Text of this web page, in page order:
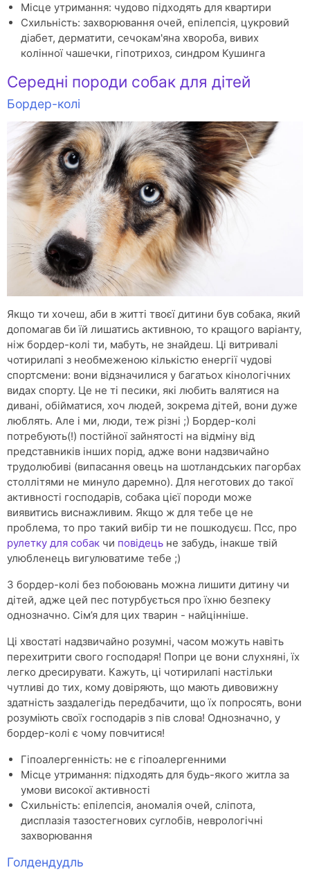
Місце утримання: чудово підходять для квартири
Схильність: захворювання очей, епілепсія, цукровий
діабет, дерматити, сечокам'яна хвороба, вивих
колінної чашечки, гіпотрихоз, синдром Кушинга
Середні породи собак для дітей
Бордер-колі
Якщо ти хочеш, аби в житті твоєї дитини був собака, який
допомагав би їй лишатись активною, то кращого варіанту,
ніж бордер-колі ти, мабуть, не знайдеш. Ці витривалі
чотирилапі з необмеженою кількістю енергії чудові
спортсмени: вони відзначилися у багатьох кінологічних
видах спорту. Це не ті песики, які любить валятися на
дивані, обійматися, хоч людей, зокрема дітей, вони дуже
люблять. Але і ми, люди, теж різні ;) Бордер-колі
потребують(!) постійної зайнятості на відміну від
представників інших порід, адже вони надзвичайно
трудолюбиві (випасання овець на шотландських пагорбах
столлітями не минуло даремно). Для неготових до такої
активності господарів, собака цієї породи може
виявитись виснажливим. Якщо ж для тебе це не
проблема, то про такий вибір ти не пошкодуєш. Псс, про
рулетку для собак чи повідець не забудь, інакше твій
улюбленець вигулюватиме тебе ;)
З бордер-колі без побоювань можна лишити дитину чи
дітей, адже цей пес потурбується про їхню безпеку
однозначно. Сім’я для цих тварин - найцінніше.
Ці хвостаті надзвичайно розумні, часом можуть навіть
перехитрити свого господаря! Попри це вони слухняні, їх
легко дресирувати. Кажуть, ці чотирилапі настільки
чутливі до тих, кому довіряють, що мають дивовижну
здатність заздалегідь передбачити, що їх попросять, вони
розуміють своїх господарів з пів слова! Однозначно, у
бордер-колі є чому повчитися!
Гіпоалергенність: не є гіпоалергенними
Місце утримання: підходять для будь-якого житла за
умови високої активності
Схильність: епілепсія, аномалія очей, сліпота,
дисплазія тазостегнових суглобів, неврологічні
захворювання
Голдендудль